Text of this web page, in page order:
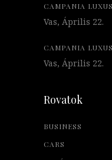
CAMPANIA
Vas, Április 22.
CAMPANIA
Vas, Április 22.
Rovatok
BUSINESS
CARS